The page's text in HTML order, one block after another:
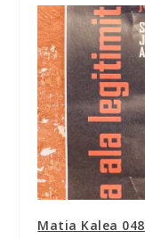
Matia Kalea 048